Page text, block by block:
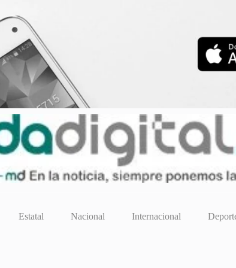
Estatal Nacional Internacional